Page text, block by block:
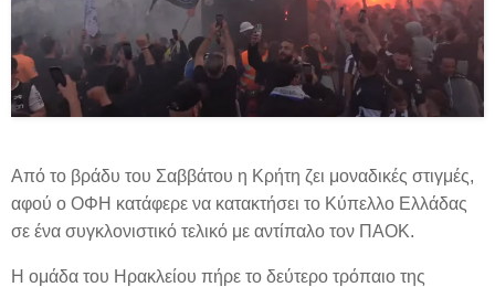
Από το βράδυ του Σαββάτου η Κρήτη ζει μοναδικές στιγμές,
αφού ο ΟΦΗ κατάφερε να κατακτήσει το Κύπελλο Ελλάδας
σε ένα συγκλονιστικό τελικό με αντίπαλο τον ΠΑΟΚ.
Η ομάδα του Ηρακλείου πήρε το δεύτερο τρόπαιο της